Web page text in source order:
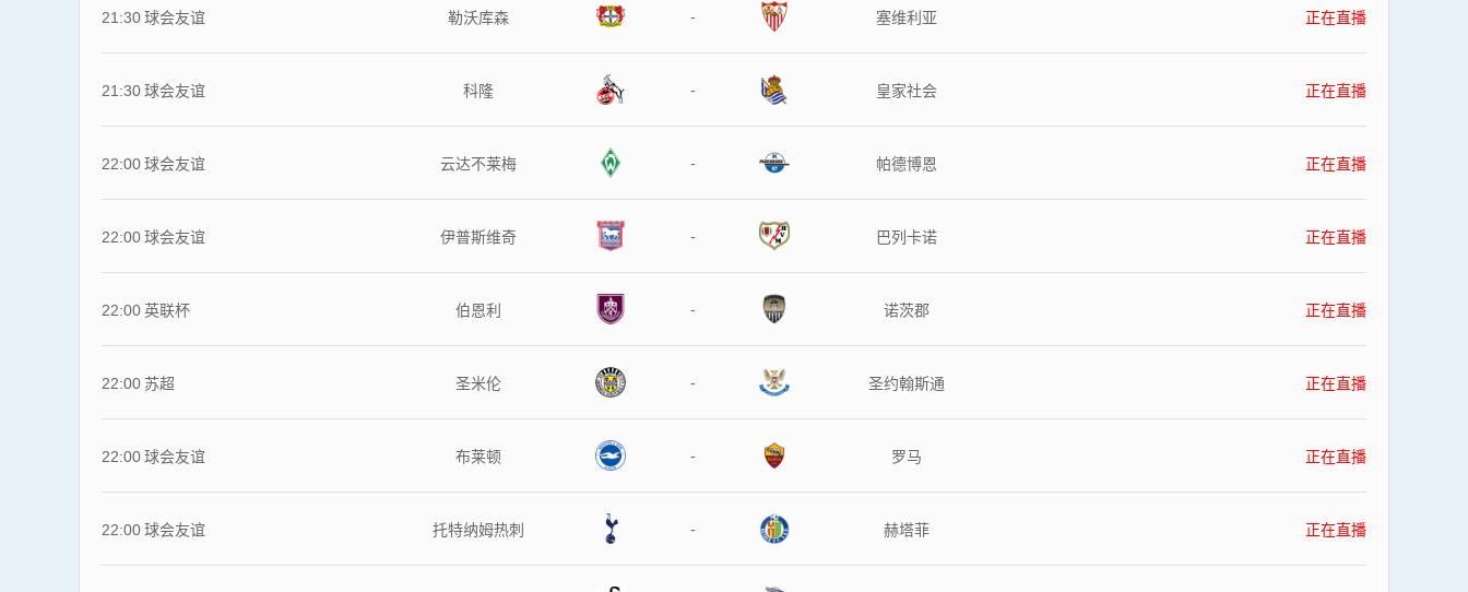
21:30球会友谊 勒沃库森 - 塞维利亚 正在直播
21:30球会友谊 科隆 - 皇家社会 正在直播
22:00球会友谊 云达不莱梅 - 帕德博恩 正在直播
22:00球会友谊 伊普斯维奇 - 巴列卡诺 正在直播
22:00英联杯 伯恩利 - 诺茨郡 正在直播
22:00 苏超 圣米伦 - 圣约翰斯通 正在直播
22:00球会友谊 布莱顿 - 罗马 正在直播
22:00球会友谊 托特纳姆热刺 - 赫塔菲 正在直播